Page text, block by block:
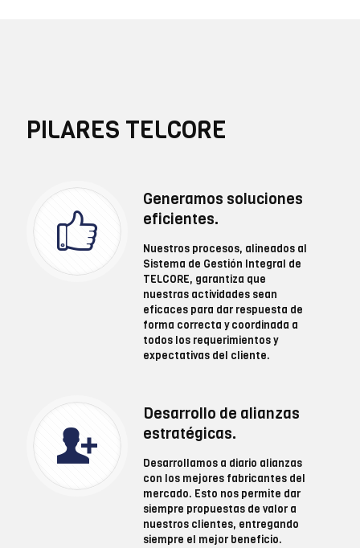
PILARES TELCORE
Generamos soluciones
eficientes.
Nuestros procesos, alineados al
Sistema de Gestión Integral de
TELCORE, garantiza que
nuestras actividades sean
eficaces para dar respuesta de
forma correcta y coordinada a
todos los requerimientos y
expectativas del cliente.
Desarrollo de alianzas
estratégicas.
Desarrollamos a diario alianzas
con los mejores fabricantes del
mercado. Esto nos permite dar
siempre propuestas de valor a
nuestros clientes, entregando
siempre el mejor beneficio.